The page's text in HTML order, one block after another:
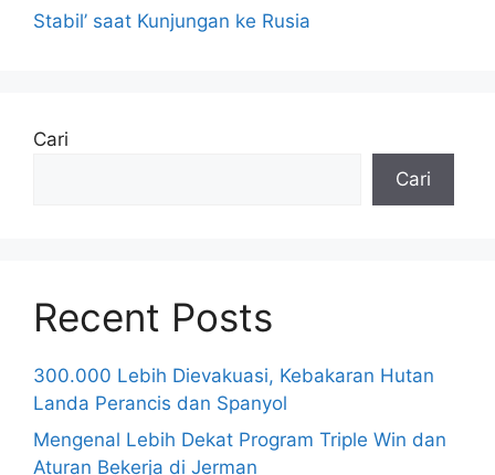
Stabil’ saat Kunjungan ke Rusia
Cari
Cari
Recent Posts
300.000 Lebih Dievakuasi, Kebakaran Hutan
Landa Perancis dan Spanyol
Mengenal Lebih Dekat Program Triple Win dan
Aturan Bekerja di Jerman